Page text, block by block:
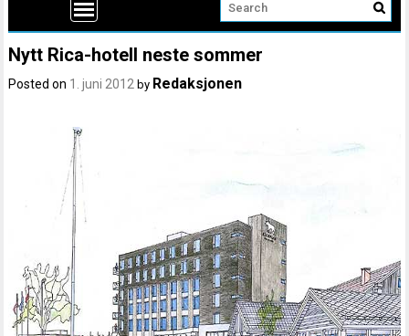
Nytt Rica-hotell neste sommer
Posted on 1. juni 2012 by Redaksjonen